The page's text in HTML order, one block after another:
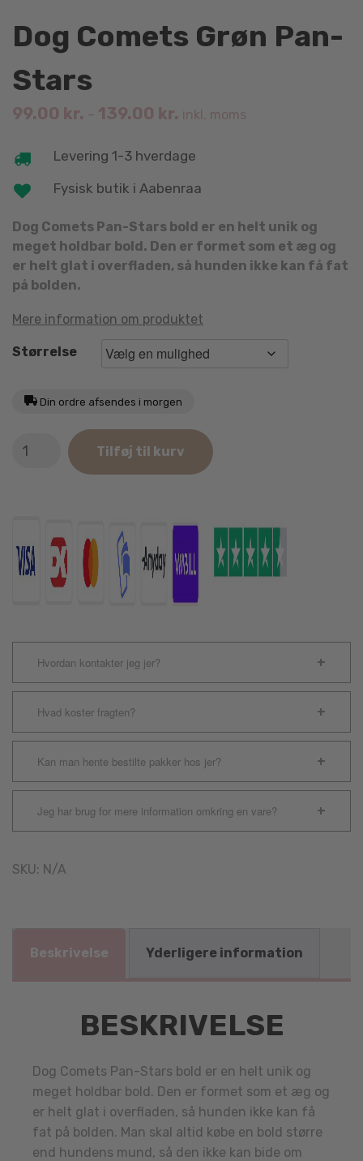
Dog Comets Grøn Pan-
Stars
99.00 kr. – 139.00 kr. inkl. moms
Levering 1-3 hverdage
Fysisk butik i Aabenraa
Dog Comets Pan-Stars bold er en helt unik og
meget holdbar bold. Den er formet som et æg og
er helt glat i overfladen, så hunden ikke kan få fat
på bolden.
Mere information om produktet
Størrelse
Din ordre afsendes i morgen
Comets
Tilføj til kurv
Hvordan kontakter jeg jer?
Hvad koster fragten?
Kan man hente bestilte pakker hos jer?
Jeg har brug for mere information omkring en vare?
SKU: N/A
Beskrivelse Yderligere information
BESKRIVELSE
Dog Comets Pan-Stars bold er en helt unik og
meget holdbar bold. Den er formet som et æg og
er helt glat i overfladen, så hunden ikke kan få
fat på bolden. Man skal altid købe en bold større
end hundens mund, så den ikke kan bide om